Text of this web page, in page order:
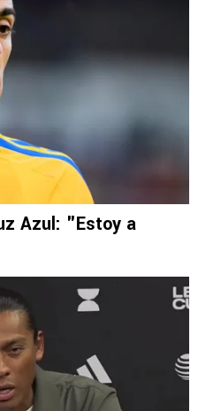
Azul: "Estoy a